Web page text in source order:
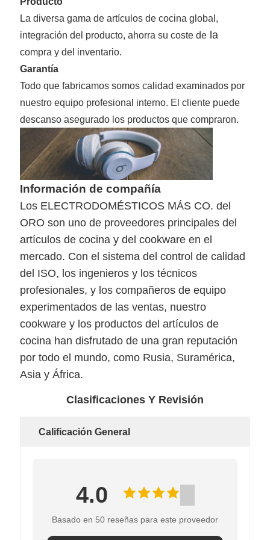
La diversa gama de artículos de cocina global,
integración del producto, ahorra su coste dela
compra y del inventario.
Garantía
Todo que fabricamos somos calidad examinados por
nuestro equipo profesional interno. El cliente puede
descanso asegurado los productos que compraron.
Información de compañía
Los ELECTRODOMÉSTICOS MÁS CO. del
ORO son uno de proveedores principales del
artículos de cocina y del cookware en el
mercado. Con el sistema del control de calidad
del ISO, los ingenieros y los técnicos
profesionales, y los compañeros de equipo
experimentados de las ventas, nuestro
cookware y los productos del artículos de
cocina han disfrutado de una gran reputación
por todo el mundo, como Rusia, Suramérica,
Asia y África.
Clasificaciones Y Revisión
Calificación General
4.0
Basado en 50 reseñas para este proveedor